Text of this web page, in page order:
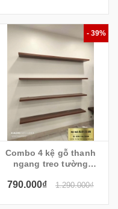
- 39%
Combo 4 kệ gỗ thanh
ngang treo tường
790.000₫ 1.290.000₫